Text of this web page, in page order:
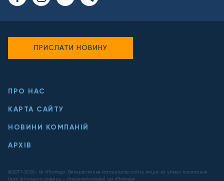
ПРО НАС
КАРТА САЙТУ
НОВИНИ КОМПАНІЙ
АРХІВ
@2017-2026- ІА «Погляд». Використання матеріалів сайту лише за умови посилання
(для інтернет-видань - гіперпосилання) на «Погляд».
ПРИСЛАТИ НОВИНУ